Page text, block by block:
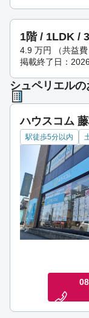
1階 / 1LDK /
4.9 万円
（共益
掲載終了日：
シュペリエル
ハウスコム
駅徒歩5分以内